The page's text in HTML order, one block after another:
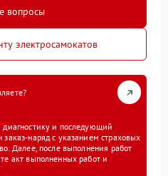
вопросы
электросамокатов
диагностику и последующий
заказ-наряд с указанием страховых
Далее, после выполнения работ
акт выполненных работ и